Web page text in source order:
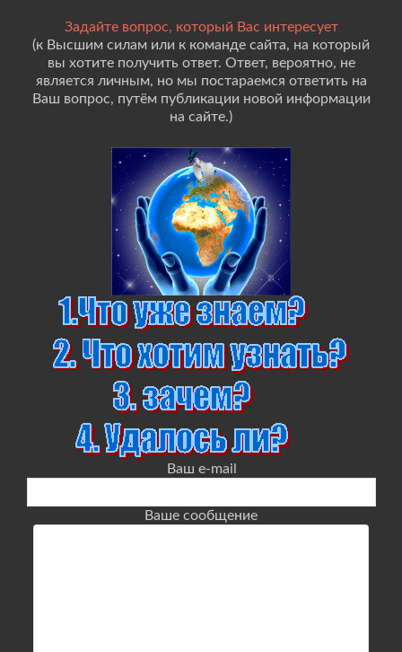
Задайте вопрос, который Вас интересует
(к Высшим силам или к команде сайта, на который
вы хотите получить ответ. Ответ, вероятно, не
является личным, но мы постараемся ответить на
Ваш вопрос, путём публикации новой информации
на сайте.)
Ваш e-mail
Ваше сообщение